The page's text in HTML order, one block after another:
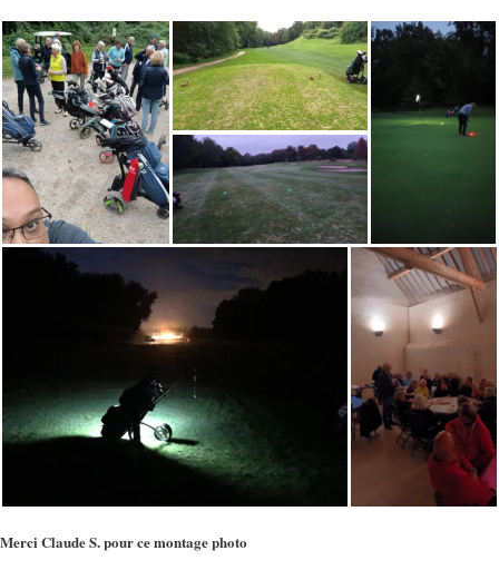
Merci Claude S. pour ce montage photo